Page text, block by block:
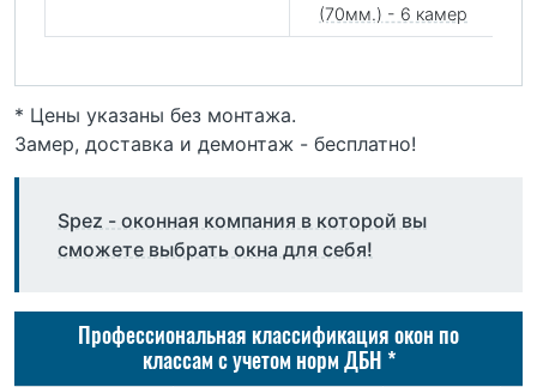
(70мм.) - 6 камер
* Цены указаны без монтажа.
Замер, доставка и демонтаж - бесплатно!
Spez - оконная компания в которой вы
сможете выбрать окна для себя!
Профессиональная классификация окон по
классам с учетом норм ДБН *